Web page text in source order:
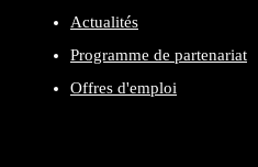
Actualités
Programme de partenariat
Offres d'emploi